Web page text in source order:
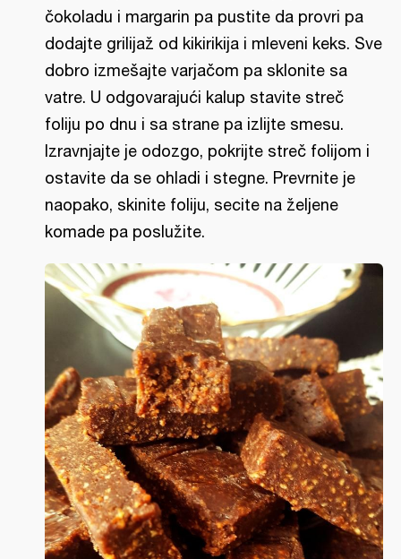
čokoladu i margarin pa pustite da provri pa
dodajte grilijaž od kikirikija i mleveni keks. Sve
dobro izmešajte varjačom pa sklonite sa
vatre. U odgovarajući kalup stavite streč
foliju po dnu i sa strane pa izlijte smesu.
Izravnjajte je odozgo, pokrijte streč folijom i
ostavite da se ohladi i stegne. Prevrnite je
naopako, skinite foliju, secite na željene
komade pa poslužite.